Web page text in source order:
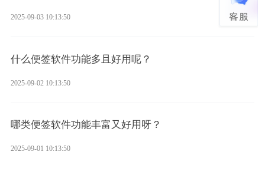
2025-09-03 10:13:50
什么便签软件功能多且好用呢？
2025-09-02 10:13:50
哪类便签软件功能丰富又好用呀？
2025-09-01 10:13:50